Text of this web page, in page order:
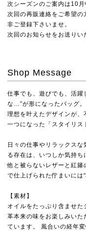
次シーズンのご案内は10月
次回の再販連絡をご希望
非ご登録下さいませ。
次回のお知らせをお送りい
Shop Message
仕事でも、遊びでも、活躍
な…”が形になったバッグ。
理想を叶えたデザインが、
一つになった「スタイリス
日々の仕事やリラックス
る存在は、いつしか気持ち
他と被らないレザーと紅籐
で仕上げられた佇まいには
【素材】
オイルをたっぷり含ませた
革本来の味をお楽しみいた
ています。 風合いの経年